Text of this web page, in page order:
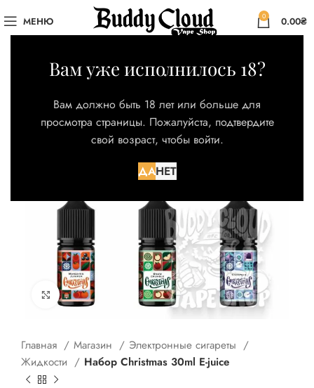
Вам уже исполнилось 18?
Вам должно быть 18 лет или больше для
просмотра страницы. Пожалуйста, подтвердите
свой возраст, чтобы войти.
ДАНЕТ
МЕНЮ 0 0.00₴
Нажмите для увеличения
Главная Магазин
Электронные сигареты
Жидкости
Набор Christmas 30ml E-juice